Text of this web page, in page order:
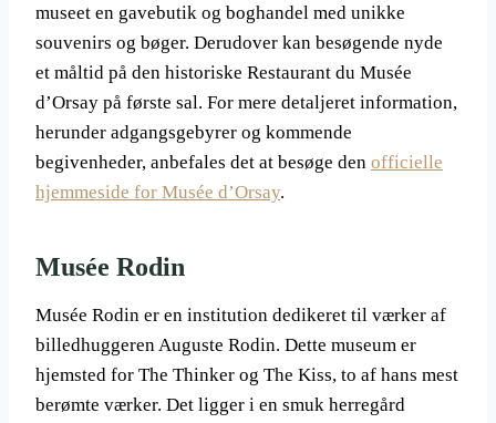
museet en gavebutik og boghandel med unikke
souvenirs og bøger. Derudover kan besøgende nyde
et måltid på den historiske Restaurant du Musée
d’Orsay på første sal. For mere detaljeret information,
herunder adgangsgebyrer og kommende
begivenheder, anbefales det at besøge den officielle
hjemmeside for Musée d’Orsay.
Musée Rodin
Musée Rodin er en institution dedikeret til værker af
billedhuggeren Auguste Rodin. Dette museum er
hjemsted for The Thinker og The Kiss, to af hans mest
berømte værker. Det ligger i en smuk herregård